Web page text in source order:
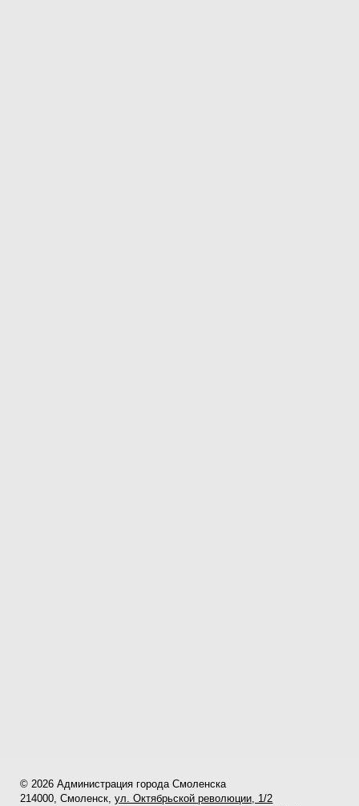
© 2026 Администрация города Смоленска
214000, Смоленск,ул. Октябрьской революции, 1/2